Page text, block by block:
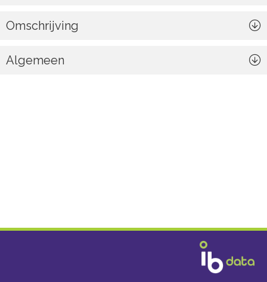
Omschrijving
Algemeen